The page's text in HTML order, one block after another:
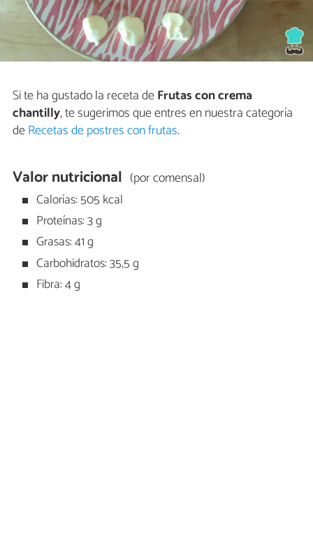
Si te ha gustado la receta deFrutas con crema
chantilly, te sugerimos que entres en nuestra categoría
deRecetas de postres con frutas.
Valor nutricional (por comensal)
Calorías: 505 kcal
Proteínas: 3 g
Grasas: 41 g
Carbohidratos: 35,5 g
Fibra: 4 g